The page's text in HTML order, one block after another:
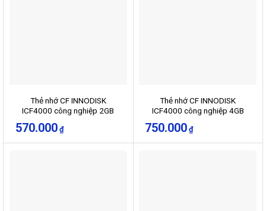
Thẻ nhớ CF INNODISK
ICF4000 công nghiệp 2GB
570.000 ₫
Thẻ nhớ CF INNODISK
ICF4000 công nghiệp 4GB
750.000 ₫